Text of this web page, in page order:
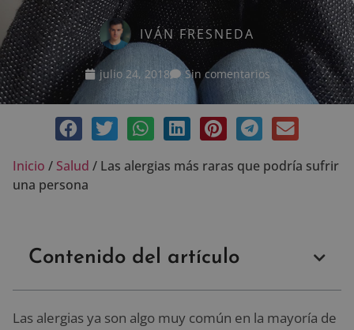
IVÁN FRESNEDA
julio 24, 2018 Sin comentarios
Inicio / Salud / Las alergias más raras que podría sufrir
una persona
Contenido del artículo
Las alergias ya son algo muy común en la mayoría de